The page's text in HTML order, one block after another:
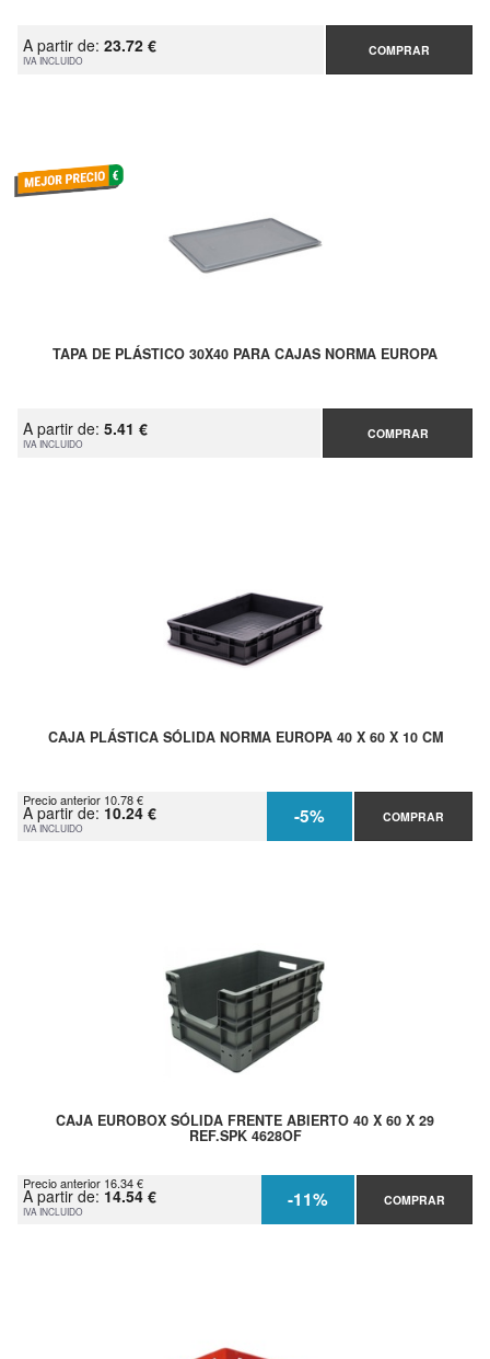
A partir de: 23.72 €
IVA INCLUIDO
COMPRAR
TAPA DE PLÁSTICO 30X40 PARA CAJAS NORMA EUROPA
A partir de: 5.41 €
IVA INCLUIDO
COMPRAR
CAJA PLÁSTICA SÓLIDA NORMA EUROPA 40 X 60 X 10 CM
Precio anterior 10.78 €
A partir de: 10.24 €
IVA INCLUIDO -5% COMPRAR
CAJA EUROBOX SÓLIDA FRENTE ABIERTO 40 X 60 X 29
REF.SPK 4628OF
Precio anterior 16.34 €
A partir de: 14.54 €
IVA INCLUIDO -11% COMPRAR